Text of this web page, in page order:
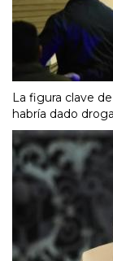
La figura clave
habría dado